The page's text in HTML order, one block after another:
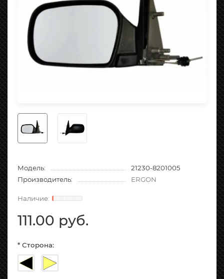
Модель:
21230-8201005
Производитель:
ERGON
111.00 руб.
* Сторона: